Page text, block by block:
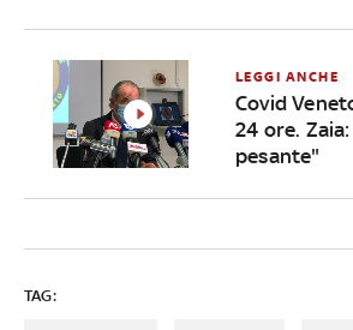
LEGGI ANCHE
Covid
24 ore.
pesante"
TAG: